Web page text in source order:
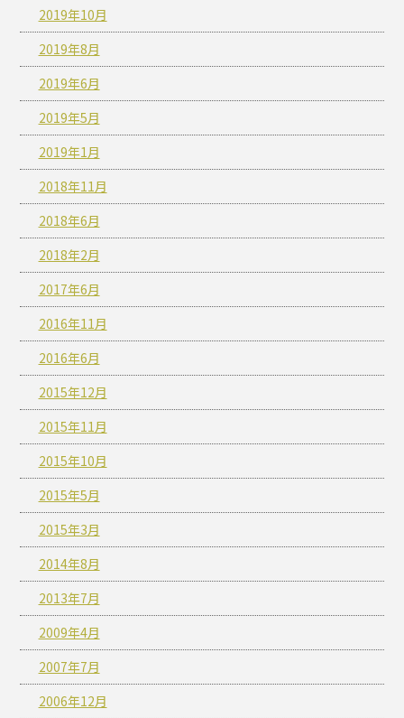
2019年10月
2019年8月
2019年6月
2019年5月
2019年1月
2018年11月
2018年6月
2018年2月
2017年6月
2016年11月
2016年6月
2015年12月
2015年11月
2015年10月
2015年5月
2015年3月
2014年8月
2013年7月
2009年4月
2007年7月
2006年12月